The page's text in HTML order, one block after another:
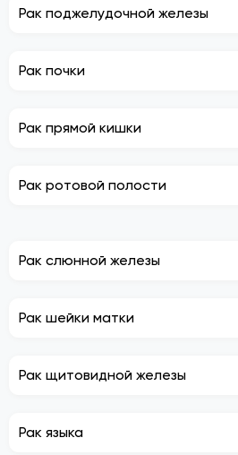
Рак поджелудочной железы
Рак почки
Рак прямой кишки
Рак ротовой полости
Рак слюнной железы
Рак шейки матки
Рак щитовидной железы
Рак языка